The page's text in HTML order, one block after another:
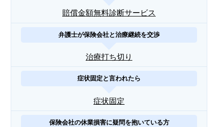
賠償金額無料診断サービス
弁護士が保険会社と治療継続を交渉
治療打ち切り
症状固定と言われたら
症状固定
保険会社の休業損害に疑問を抱いている方